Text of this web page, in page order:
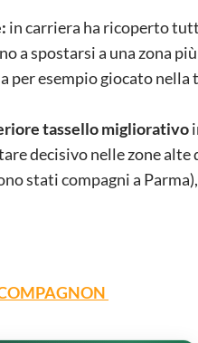
in carriera ha ricoperto
a spostarsi a una zona
per esempio giocato
tassello migliorativo
decisivo nelle zone alte
stati compagni a